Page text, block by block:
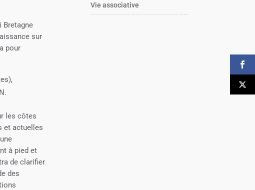
Bretagne
sur
pour
les côtes
et actuelles
à pied et
de clarifier
des
Vie associative